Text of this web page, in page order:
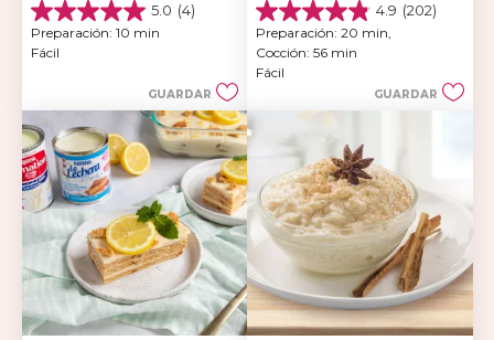
5.0 (4)
5.0
de
5
Preparación: 10 min
Fácil
GUARDAR
4.9 (202)
4.9
de
5
estrellas.
reseñas
Preparación: 20 min,
Cocción: 56 min
Fácil
GUARDAR